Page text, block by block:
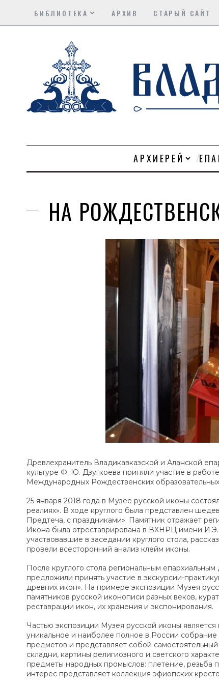
БИБЛИОТЕКА АРХИВ СТАРЫЙ САЙТ
АРХИЕРЕЙ
НА
Древлехранитель Владикавказской и Аланской
культуре Ф. Ю. Дзугкоева приняли участие в
Международных Рождественских
25 января 2018 года в Музее русской иконы
реалиях». В ходе круглого была представлен
Предтеча, с праздниками». Памятник отражает
Икона была отреставрирована в ВХНРЦ имени
участвовавшие в заседании круглого стола,
провели всесторонний анализ клейм иконы.
После круглого стола региональным
предложили принять участие в экскурсии-
древних икон». На примере экспозиции Музея
памятников русской иконописи разных веков,
реставрации икон, их хранения и экспонирования.
Частью экспозиции Музея русской иконы
уникальное и наиболее полное в России
предметов и представляет собой
складни, картины религиозного и светского
предметы народных промыслов: плетение, резьба
интерес представляет коллекция эфиопских